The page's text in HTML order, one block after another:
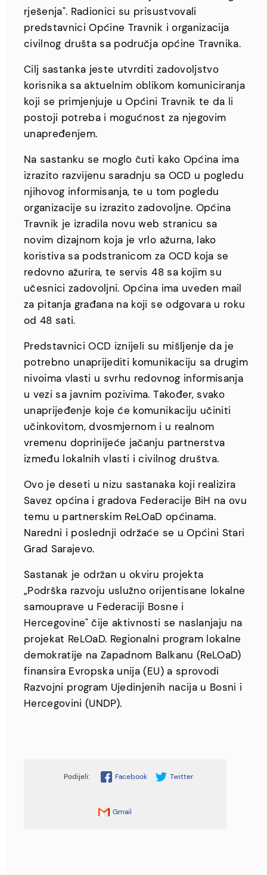
rješenja". Radionici su prisustvovali
predstavnici Općine Travnik i organizacija
civilnog društa sa područja općine Travnika.
Cilj sastanka jeste utvrditi zadovoljstvo
korisnika sa aktuelnim oblikom komuniciranja
koji se primjenjuje u Općini Travnik te da li
postoji potreba i mogućnost za njegovim
unapređenjem.
Na sastanku se moglo čuti kako Općina ima
izrazito razvijenu saradnju sa OCD u pogledu
njihovog informisanja, te u tom pogledu
organizacije su izrazito zadovoljne. Općina
Travnik je izradila novu web stranicu sa
novim dizajnom koja je vrlo ažurna, lako
koristiva sa podstranicom za OCD koja se
redovno ažurira, te servis 48 sa kojim su
učesnici zadovoljni. Općina ima uveden mail
za pitanja građana na koji se odgovara u roku
od 48 sati.
Predstavnici OCD iznijeli su mišljenje da je
potrebno unaprijediti komunikaciju sa drugim
nivoima vlasti u svrhu redovnog informisanja
u vezi sa javnim pozivima. Također, svako
unaprijeđenje koje će komunikaciju učiniti
učinkovitom, dvosmjernom i u realnom
vremenu doprinijeće jačanju partnerstva
između lokalnih vlasti i civilnog društva.
Ovo je deseti u nizu sastanaka koji realizira
Savez općina i gradova Federacije BiH na ovu
temu u partnerskim ReLOaD općinama.
Naredni i poslednji održaće se u Općini Stari
Grad Sarajevo.
Sastanak je održan u okviru projekta
„Podrška razvoju uslužno orijentisane lokalne
samouprave u Federaciji Bosne i
Hercegovine" čije aktivnosti se naslanjaju na
projekat ReLOaD. Regionalni program lokalne
demokratije na Zapadnom Balkanu (ReLOaD)
finansira Evropska unija (EU) a sprovodi
Razvojni program Ujedinjenih nacija u Bosni i
Hercegovini (UNDP).
Facebook Twitter
Gmail